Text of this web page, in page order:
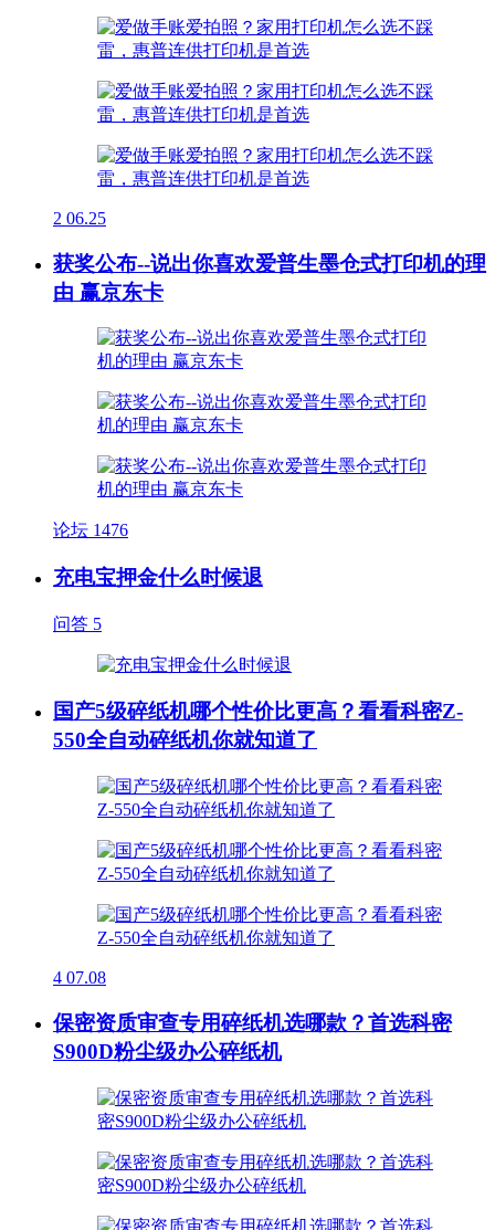
2 06.25
获奖公布--说出你喜欢爱普生墨仓式打印机的理
由 赢京东卡
论坛 1476
充电宝押金什么时候退
问答 5
国产5级碎纸机哪个性价比更高？看看科密Z-
550全自动碎纸机你就知道了
4 07.08
保密资质审查专用碎纸机选哪款？首选科密
S900D粉尘级办公碎纸机